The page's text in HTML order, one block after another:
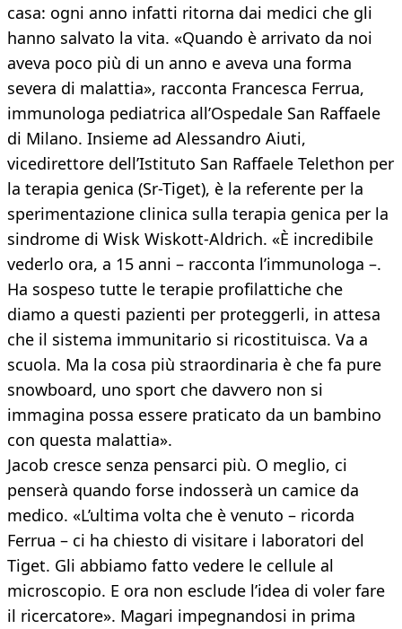
casa: ogni anno infatti ritorna dai medici che gli
hanno salvato la vita. «Quando è arrivato da noi
aveva poco più di un anno e aveva una forma
severa di malattia», racconta Francesca Ferrua,
immunologa pediatrica all’Ospedale San Raffaele
di Milano. Insieme ad Alessandro Aiuti,
vicedirettore dell’Istituto San Raffaele Telethon per
la terapia genica (Sr-Tiget), è la referente per la
sperimentazione clinica sulla terapia genica per la
sindrome di Wisk Wiskott-Aldrich. «È incredibile
vederlo ora, a 15 anni – racconta l’immunologa –.
Ha sospeso tutte le terapie profilattiche che
diamo a questi pazienti per proteggerli, in attesa
che il sistema immunitario si ricostituisca. Va a
scuola. Ma la cosa più straordinaria è che fa pure
snowboard, uno sport che davvero non si
immagina possa essere praticato da un bambino
con questa malattia».
Jacob cresce senza pensarci più. O meglio, ci
penserà quando forse indosserà un camice da
medico. «L’ultima volta che è venuto – ricorda
Ferrua – ci ha chiesto di visitare i laboratori del
Tiget. Gli abbiamo fatto vedere le cellule al
microscopio. E ora non esclude l’idea di voler fare
il ricercatore». Magari impegnandosi in prima